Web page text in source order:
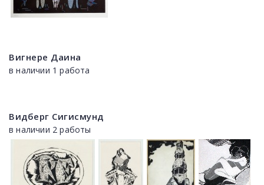
Вигнере Даина
в наличии 1 работа
Видберг Сигисмунд
в наличии 2 работы